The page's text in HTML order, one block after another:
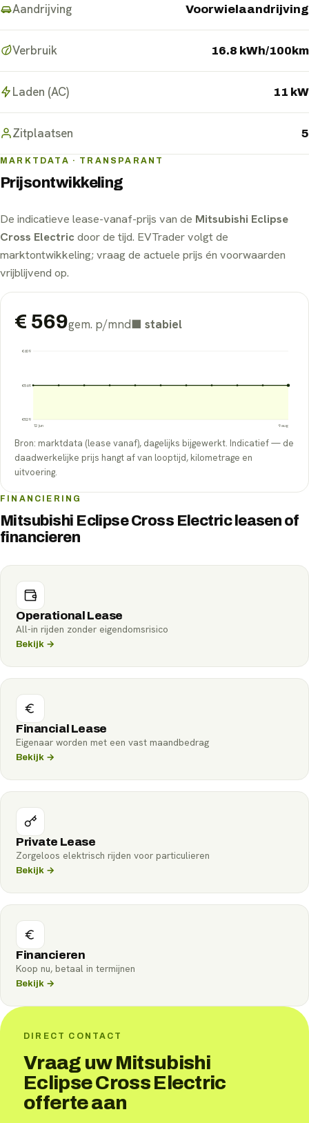
Aandrijving Voorwielaandrijving
Verbruik 16.8 kWh/100km
Laden (AC) 11 kW
Zitplaatsen 5
MARKTDATA · TRANSPARANT
Prijsontwikkeling
De indicatieve lease-vanaf-prijs van de Mitsubishi Eclipse
Cross Electric door de tijd. EVTrader volgt de
marktontwikkeling; vraag de actuele prijs én voorwaarden
vrijblijvend op.
€ 569gem. p/mnd■ stabiel
€609
€569
€529
12 jun 9 aug
Bron: marktdata (lease vanaf), dagelijks bijgewerkt. Indicatief — de
daadwerkelijke prijs hangt af van looptijd, kilometrage en
uitvoering.
FINANCIERING
Mitsubishi Eclipse Cross Electric leasen of
financieren
Operational Lease
All-in rijden zonder eigendomsrisico
Bekijk →
Financial Lease
Eigenaar worden met een vast maandbedrag
Bekijk →
Private Lease
Zorgeloos elektrisch rijden voor particulieren
Bekijk →
Financieren
Koop nu, betaal in termijnen
Bekijk →
DIRECT CONTACT
Vraag uw Mitsubishi
Eclipse Cross Electric
offerte aan